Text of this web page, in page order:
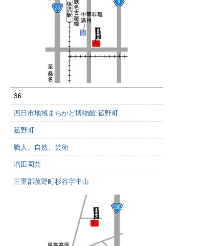
36
四日市地域まちかど博物館:菰野町
菰野町
職人、自然、芸術
増田園芸
三重郡菰野町杉谷字中山